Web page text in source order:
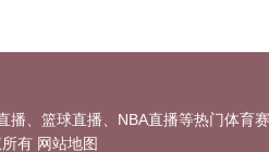
、篮球直播、NBA直播等热门体育
有 网站地图